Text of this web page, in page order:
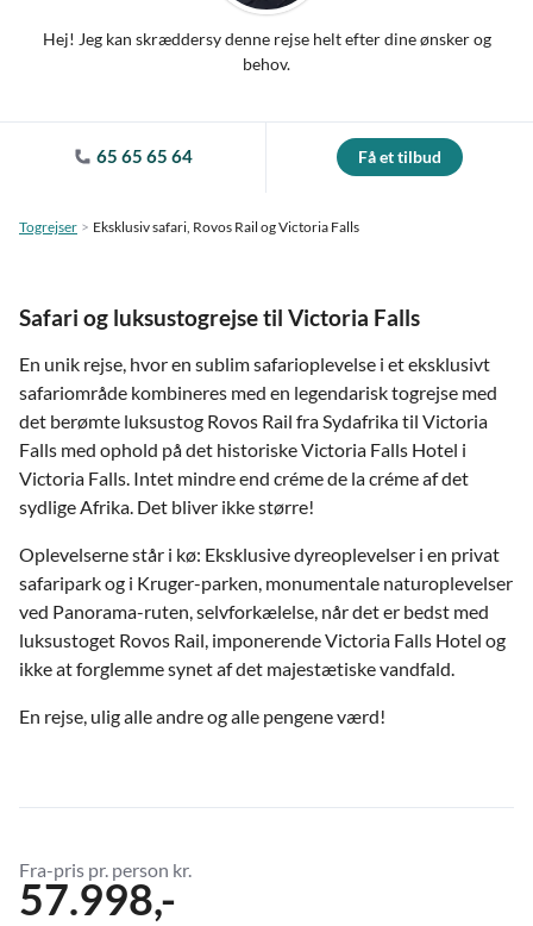
Hej! Jeg kan skræddersy denne rejse helt efter dine ønsker og
behov.
65 65 65 64 Få et tilbud
Togrejser Eksklusiv safari, Rovos Rail og Victoria Falls
Safari og luksustogrejse til Victoria Falls
En unik rejse, hvor en sublim safarioplevelse i et eksklusivt
safariområde kombineres med en legendarisk togrejse med
det berømte luksustog Rovos Rail fra Sydafrika til Victoria
Falls med ophold på det historiske Victoria Falls Hotel i
Victoria Falls. Intet mindre end créme de la créme af det
sydlige Afrika. Det bliver ikke større!
Oplevelserne står i kø: Eksklusive dyreoplevelser i en privat
safaripark og i Kruger-parken, monumentale naturoplevelser
ved Panorama-ruten, selvforkælelse, når det er bedst med
luksustoget Rovos Rail, imponerende Victoria Falls Hotel og
ikke at forglemme synet af det majestætiske vandfald.
En rejse, ulig alle andre og alle pengene værd!
Fra-pris pr. person kr.
57.998,-